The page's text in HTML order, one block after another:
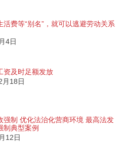
活费等“别名”，就可以逃避劳动关系
4日
资及时足额发放
月18日
强制 优化法治化营商环境 最高法发
制典型案例
12日